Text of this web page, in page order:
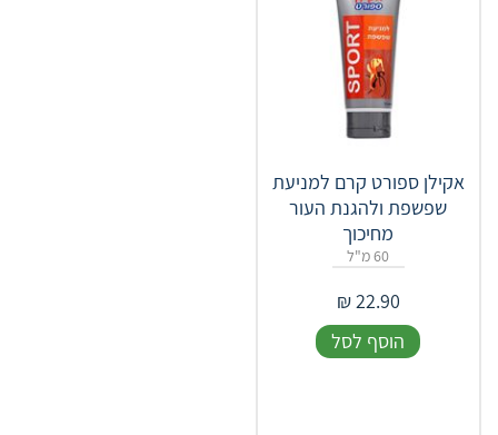
אקילן ספורט קרם למניעת
שפשפת ולהגנת העור
מחיכוך
60 מ"ל
22.90
₪
הוסף לסל